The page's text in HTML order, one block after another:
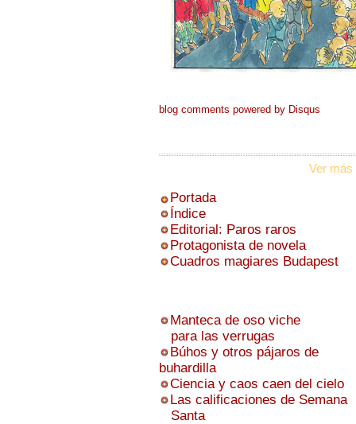
blog comments powered by Disqus
Ver más
Portada
Índice
Editorial: Paros raros
Protagonista de novela
Cuadros magiares Budapest
Manteca de oso viche
para las verrugas
Búhos y otros pájaros de
buhardilla
Ciencia y caos caen del cielo
Las calificaciones de Semana
Santa